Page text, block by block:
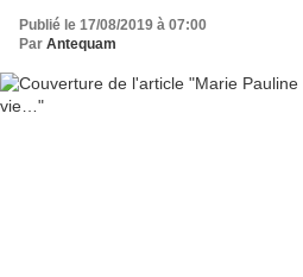
Publié le 17/08/2019 à 07:00
Par Antequam